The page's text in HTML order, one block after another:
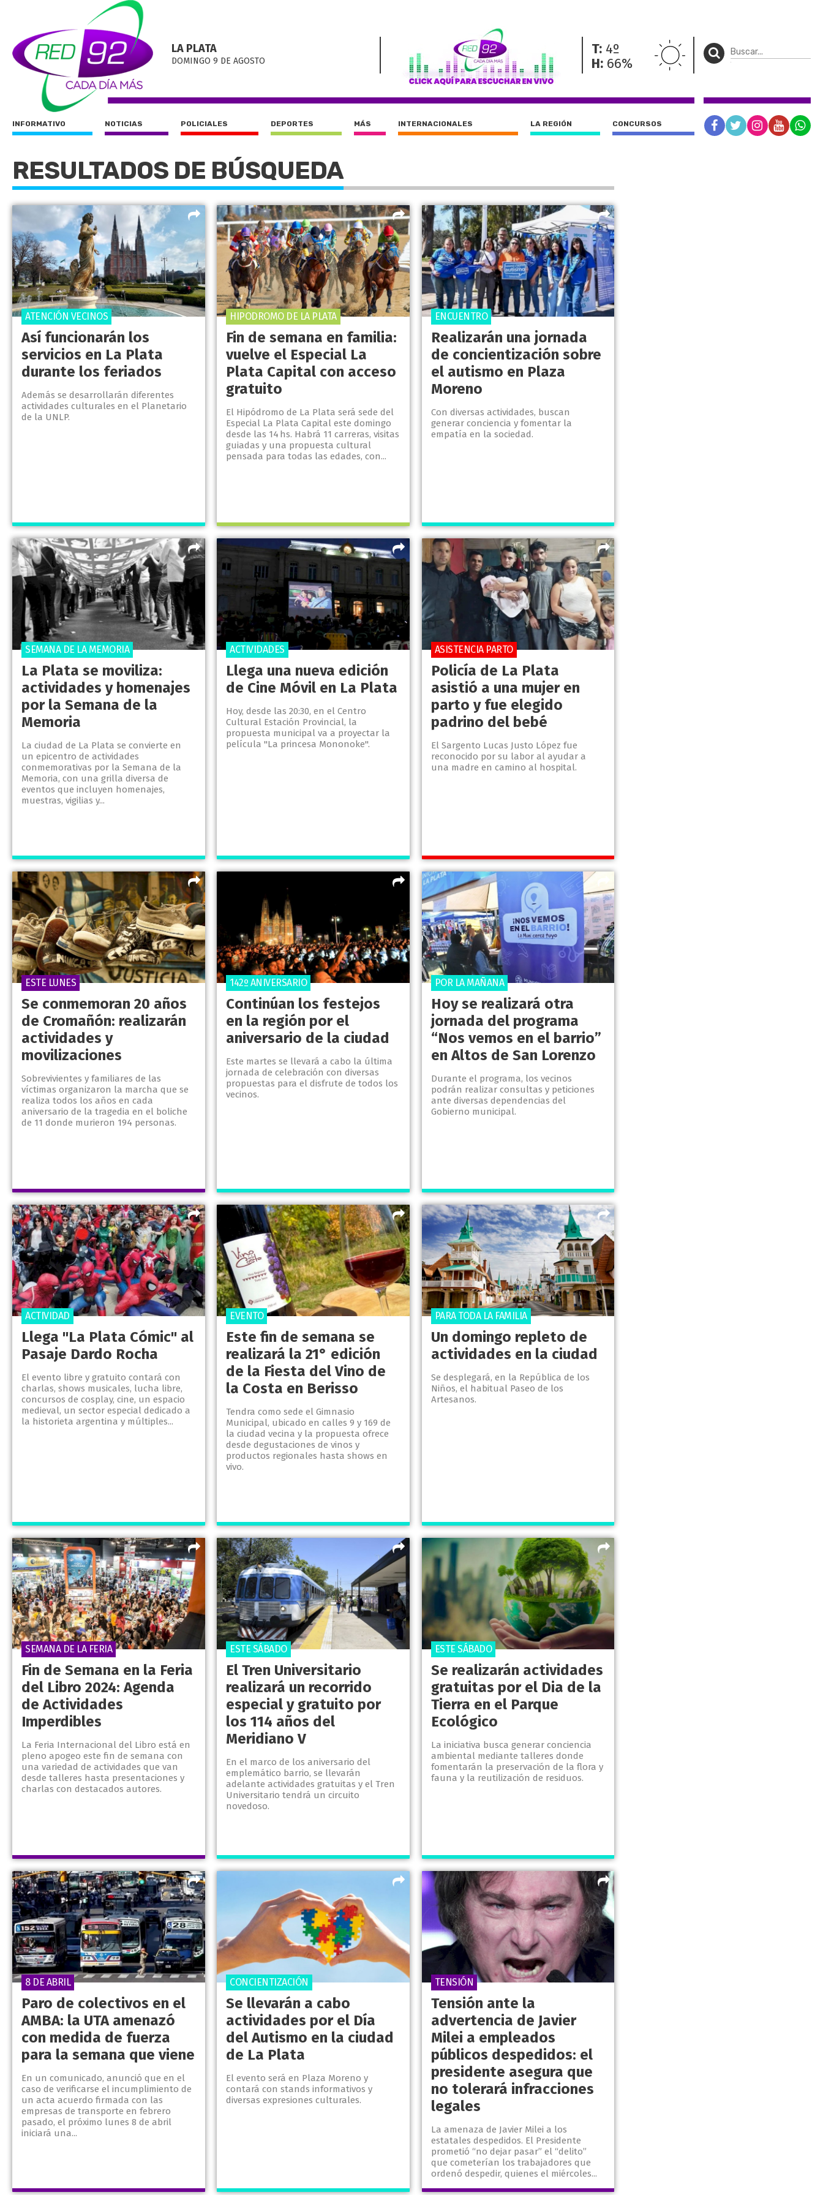
LA PLATA
DOMINGO 9 DE AGOSTO
T: 4º
H: 66%
INFORMATIVO NOTICIAS POLICIALES DEPORTES MÁS INTERNACIONALES LA REGIÓN CONCURSOS
RESULTADOS DE BÚSQUEDA
Así funcionarán los
servicios en La Plata
durante los feriados
Además se desarrollarán diferentes
actividades culturales en el Planetario
de la UNLP.
ATENCIÓN VECINOS
Fin de semana en familia:
vuelve el Especial La
Plata Capital con acceso
gratuito
El Hipódromo de La Plata será sede del
Especial La Plata Capital este domingo
desde las 14 hs. Habrá 11 carreras, visitas
guiadas y una propuesta cultural
pensada para todas las edades, con...
HIPODROMO DE LA PLATA
Realizarán una jornada
de concientización sobre
el autismo en Plaza
Moreno
Con diversas actividades, buscan
generar conciencia y fomentar la
empatía en la sociedad.
ENCUENTRO
La Plata se moviliza:
actividades y homenajes
por la Semana de la
Memoria
La ciudad de La Plata se convierte en
un epicentro de actividades
conmemorativas por la Semana de la
Memoria, con una grilla diversa de
eventos que incluyen homenajes,
muestras, vigilias y...
SEMANA DE LA MEMORIA
Llega una nueva edición
de Cine Móvil en La Plata
Hoy, desde las 20:30, en el Centro
Cultural Estación Provincial, la
propuesta municipal va a proyectar la
película "La princesa Mononoke".
ACTIVIDADES
Policía de La Plata
asistió a una mujer en
parto y fue elegido
padrino del bebé
El Sargento Lucas Justo López fue
reconocido por su labor al ayudar a
una madre en camino al hospital.
ASISTENCIA PARTO
Se conmemoran 20 años
de Cromañón: realizarán
actividades y
movilizaciones
Sobrevivientes y familiares de las
víctimas organizaron la marcha que se
realiza todos los años en cada
aniversario de la tragedia en el boliche
de 11 donde murieron 194 personas.
ESTE LUNES
Continúan los festejos
en la región por el
aniversario de la ciudad
Este martes se llevará a cabo la última
jornada de celebración con diversas
propuestas para el disfrute de todos los
vecinos.
142º ANIVERSARIO
Hoy se realizará otra
jornada del programa
“Nos vemos en el barrio”
en Altos de San Lorenzo
Durante el programa, los vecinos
podrán realizar consultas y peticiones
ante diversas dependencias del
Gobierno municipal.
POR LA MAÑANA
Llega "La Plata Cómic" al
Pasaje Dardo Rocha
El evento libre y gratuito contará con
charlas, shows musicales, lucha libre,
concursos de cosplay, cine, un espacio
medieval, un sector especial dedicado a
la historieta argentina y múltiples...
ACTIVIDAD
Este fin de semana se
realizará la 21° edición
de la Fiesta del Vino de
la Costa en Berisso
Tendra como sede el Gimnasio
Municipal, ubicado en calles 9 y 169 de
la ciudad vecina y la propuesta ofrece
desde degustaciones de vinos y
productos regionales hasta shows en
vivo.
EVENTO
Un domingo repleto de
actividades en la ciudad
Se desplegará, en la República de los
Niños, el habitual Paseo de los
Artesanos.
PARA TODA LA FAMILIA
Fin de Semana en la Feria
del Libro 2024: Agenda
de Actividades
Imperdibles
La Feria Internacional del Libro está en
pleno apogeo este fin de semana con
una variedad de actividades que van
desde talleres hasta presentaciones y
charlas con destacados autores.
SEMANA DE LA FERIA
El Tren Universitario
realizará un recorrido
especial y gratuito por
los 114 años del
Meridiano V
En el marco de los aniversario del
emplemático barrio, se llevarán
adelante actividades gratuitas y el Tren
Universitario tendrá un circuito
novedoso.
ESTE SÁBADO
Se realizarán actividades
gratuitas por el Dia de la
Tierra en el Parque
Ecológico
La iniciativa busca generar conciencia
ambiental mediante talleres donde
fomentarán la preservación de la flora y
fauna y la reutilización de residuos.
ESTE SÁBADO
Paro de colectivos en el
AMBA: la UTA amenazó
con medida de fuerza
para la semana que viene
En un comunicado, anunció que en el
caso de verificarse el incumplimiento de
un acta acuerdo firmada con las
empresas de transporte en febrero
pasado, el próximo lunes 8 de abril
iniciará una...
8 DE ABRIL
Se llevarán a cabo
actividades por el Día
del Autismo en la ciudad
de La Plata
El evento será en Plaza Moreno y
contará con stands informativos y
diversas expresiones culturales.
CONCIENTIZACIÓN
Tensión ante la
advertencia de Javier
Milei a empleados
públicos despedidos: el
presidente asegura que
no tolerará infracciones
legales
La amenaza de Javier Milei a los
estatales despedidos. El Presidente
prometió “no dejar pasar” el “delito”
que cometerían los trabajadores que
ordenó despedir, quienes el miércoles...
TENSIÓN